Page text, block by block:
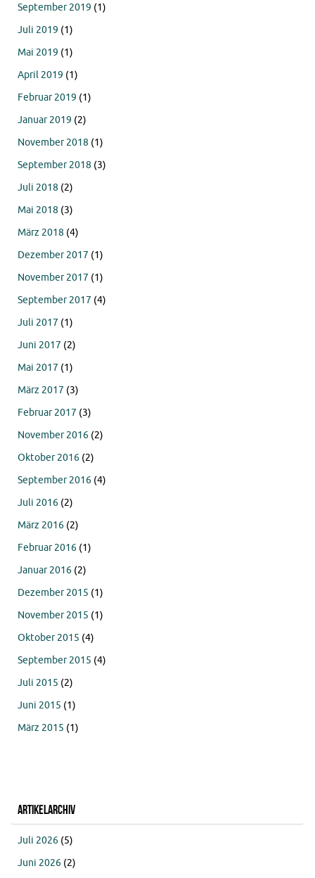
September 2019 (1)
Juli 2019 (1)
Mai 2019 (1)
April 2019 (1)
Februar 2019 (1)
Januar 2019 (2)
November 2018 (1)
September 2018 (3)
Juli 2018 (2)
Mai 2018 (3)
März 2018 (4)
Dezember 2017 (1)
November 2017 (1)
September 2017 (4)
Juli 2017 (1)
Juni 2017 (2)
Mai 2017 (1)
März 2017 (3)
Februar 2017 (3)
November 2016 (2)
Oktober 2016 (2)
September 2016 (4)
Juli 2016 (2)
März 2016 (2)
Februar 2016 (1)
Januar 2016 (2)
Dezember 2015 (1)
November 2015 (1)
Oktober 2015 (4)
September 2015 (4)
Juli 2015 (2)
Juni 2015 (1)
März 2015 (1)
Artikelarchiv
Juli 2026 (5)
Juni 2026 (2)